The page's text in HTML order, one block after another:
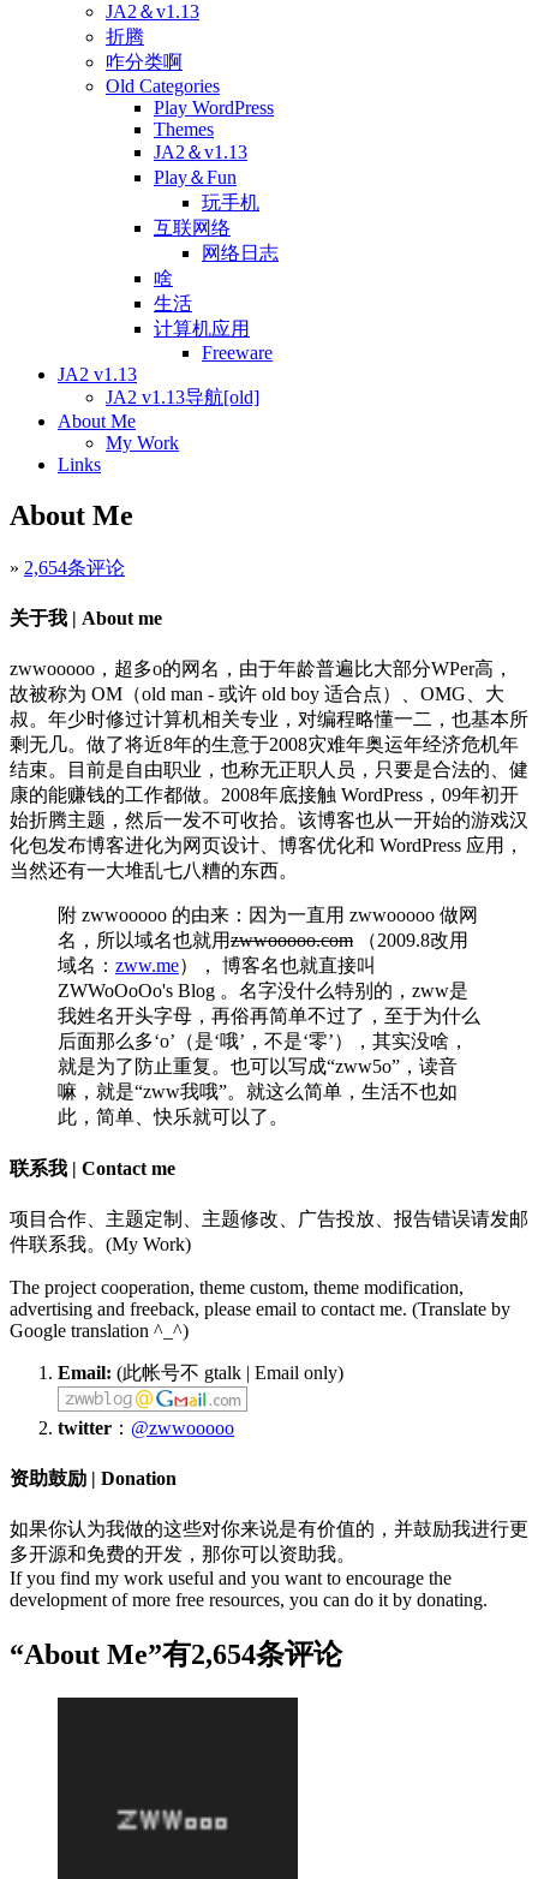
JA2＆v1.13
折腾
咋分类啊
Old Categories
Play WordPress
Themes
JA2＆v1.13
Play＆Fun
玩手机
互联网络
网络日志
啥
生活
计算机应用
Freeware
JA2 v1.13
JA2 v1.13导航[old]
About Me
My Work
Links
About Me
» 2,654条评论
关于我 | About me
zwwooooo，超多o的网名，由于年龄普遍比大部分WPer高，
故被称为 OM（old man - 或许 old boy 适合点）、OMG、大
叔。年少时修过计算机相关专业，对编程略懂一二，也基本所
剩无几。做了将近8年的生意于2008灾难年奥运年经济危机年
结束。目前是自由职业，也称无正职人员，只要是合法的、健
康的能赚钱的工作都做。2008年底接触 WordPress，09年初开
始折腾主题，然后一发不可收拾。该博客也从一开始的游戏汉
化包发布博客进化为网页设计、博客优化和 WordPress 应用，
当然还有一大堆乱七八糟的东西。
附 zwwooooo 的由来：因为一直用 zwwooooo 做网
名，所以域名也就用zwwooooo.com （2009.8改用
域名： zww.me）， 博客名也就直接叫
ZWWoOoOo's Blog 。名字没什么特别的，zww是
我姓名开头字母，再俗再简单不过了，至于为什么
后面那么多‘o’（是‘哦’，不是‘零’），其实没啥，
就是为了防止重复。也可以写成“zww5o”，读音
嘛，就是“zww我哦”。就这么简单，生活不也如
此，简单、快乐就可以了。
联系我 | Contact me
项目合作、主题定制、主题修改、广告投放、报告错误请发邮
件联系我。(My Work)
The project cooperation, theme custom, theme modification,
advertising and freeback, please email to contact me. (Translate by
Google translation ^_^)
Email: (此帐号不 gtalk | Email only)
twitter ： @zwwooooo
资助鼓励 | Donation
如果你认为我做的这些对你来说是有价值的，并鼓励我进行更
多开源和免费的开发，那你可以资助我。
If you find my work useful and you want to encourage the
development of more free resources, you can do it by donating.
“About Me”有2,654条评论